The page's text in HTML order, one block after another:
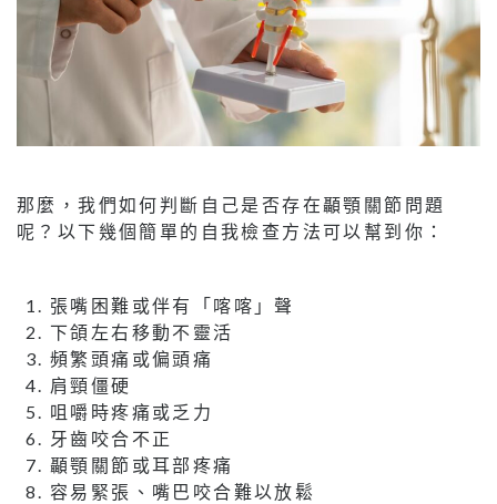
那麼，我們如何判斷自己是否存在顳顎關節問題
呢？以下幾個簡單的自我檢查方法可以幫到你：
張嘴困難或伴有「喀喀」聲
下頜左右移動不靈活
頻繁頭痛或偏頭痛
肩頸僵硬
咀嚼時疼痛或乏力
牙齒咬合不正
顳顎關節或耳部疼痛
容易緊張、嘴巴咬合難以放鬆